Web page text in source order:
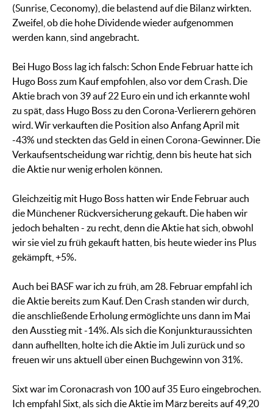
(Sunrise, Ceconomy), die belastend auf die Bilanz wirkten.
Zweifel, ob die hohe Dividende wieder aufgenommen
werden kann, sind angebracht.
Bei Hugo Boss lag ich falsch: Schon Ende Februar hatte ich
Hugo Boss zum Kauf empfohlen, also vor dem Crash. Die
Aktie brach von 39 auf 22 Euro ein und ich erkannte wohl
zu spät, dass Hugo Boss zu den Corona-Verlierern gehören
wird. Wir verkauften die Position also Anfang April mit
-43% und steckten das Geld in einen Corona-Gewinner. Die
Verkaufsentscheidung war richtig, denn bis heute hat sich
die Aktie nur wenig erholen können.
Gleichzeitig mit Hugo Boss hatten wir Ende Februar auch
die Münchener Rückversicherung gekauft. Die haben wir
jedoch behalten - zu recht, denn die Aktie hat sich, obwohl
wir sie viel zu früh gekauft hatten, bis heute wieder ins Plus
gekämpft, +5%.
Auch bei BASF war ich zu früh, am 28. Februar empfahl ich
die Aktie bereits zum Kauf. Den Crash standen wir durch,
die anschließende Erholung ermöglichte uns dann im Mai
den Ausstieg mit -14%. Als sich die Konjunkturaussichten
dann aufhellten, holte ich die Aktie im Juli zurück und so
freuen wir uns aktuell über einen Buchgewinn von 31%.
Sixt war im Coronacrash von 100 auf 35 Euro eingebrochen.
Ich empfahl Sixt, als sich die Aktie im März bereits auf 49,20